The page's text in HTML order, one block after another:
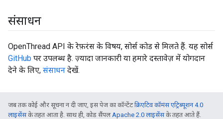
संसाधन
OpenThread API के रेफ़रंस के विषय, सोर्स कोड से मिलते हैं. यह सोर्स
GitHub पर उपलब्ध है. ज़्यादा जानकारी या हमारे दस्तावेज़ में योगदान
देने के लिए, संसाधन देखें.
जब तक कोई और सूचना न दी जाए, इस पेज का कॉन्टेंटक्रिएटिव कॉमंस एट्रिब्यूशन 4.0
लाइसेंसके तहत आता है. साथ ही, कोड सैंपलApache 2.0 लाइसेंसके तहत आते हैं.